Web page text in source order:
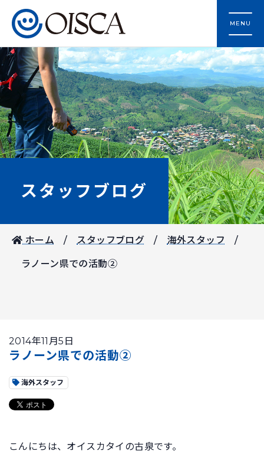
MENU
スタッフブログ
ホーム スタッフブログ 海外スタッフ
ラノーン県での活動②
2014年11月5日
ラノーン県での活動②
海外スタッフ
こんにちは、オイスカタイの古泉です。